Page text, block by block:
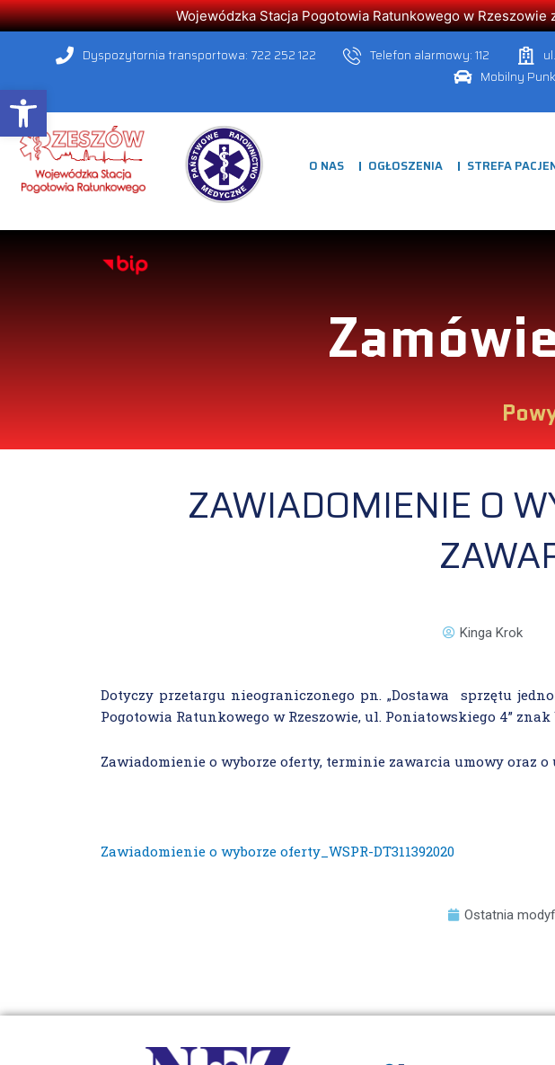
Open toolbar
Wojewódzka Stacja Pogotowia Ratunkowego w
Dyspozytornia transportowa: 722 252 122 Telefon alarmowy: 112
Mobilny
O NAS OGŁOSZENIA STREFA
ZAWIADOMIENIE O
Kinga Krok
Dotyczy przetargu nieograniczonego pn. „Dostawa sprzętu
Pogotowia Ratunkowego w Rzeszowie, ul. Poniatowskiego 4” znak
Zawiadomienie o wyborze oferty, terminie zawarcia umowy oraz
Zawiadomienie o wyborze oferty_WSPR-DT311392020
Ostatnia